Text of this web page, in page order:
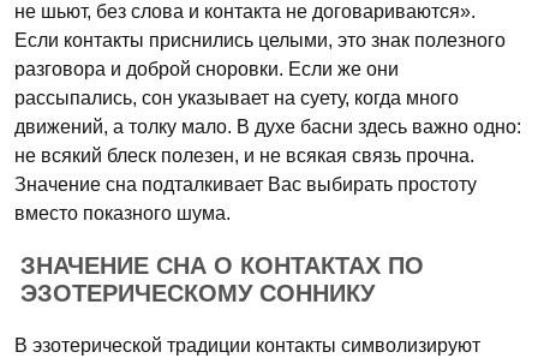
не шьют, без слова и контакта не договариваются».
Если контакты приснились целыми, это знак полезного
разговора и доброй сноровки. Если же они
рассыпались, сон указывает на суету, когда много
движений, а толку мало. В духе басни здесь важно одно:
не всякий блеск полезен, и не всякая связь прочна.
Значение сна подталкивает Вас выбирать простоту
вместо показного шума.
ЗНАЧЕНИЕ СНА О КОНТАКТАХ ПО
ЭЗОТЕРИЧЕСКОМУ СОННИКУ
В эзотерической традиции контакты символизируют